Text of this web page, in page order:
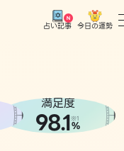
占い記事 今日の運勢
満足度
98.1※1
%